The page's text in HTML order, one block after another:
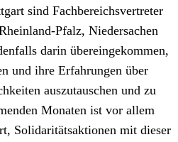
sind Fachbereichsvertreter
Pfalz, Niedersachen
darin übereingekommen,
und ihre Erfahrungen über
auszutauschen und zu
Monaten ist vor allem
Solidaritätsaktionen mit dieser